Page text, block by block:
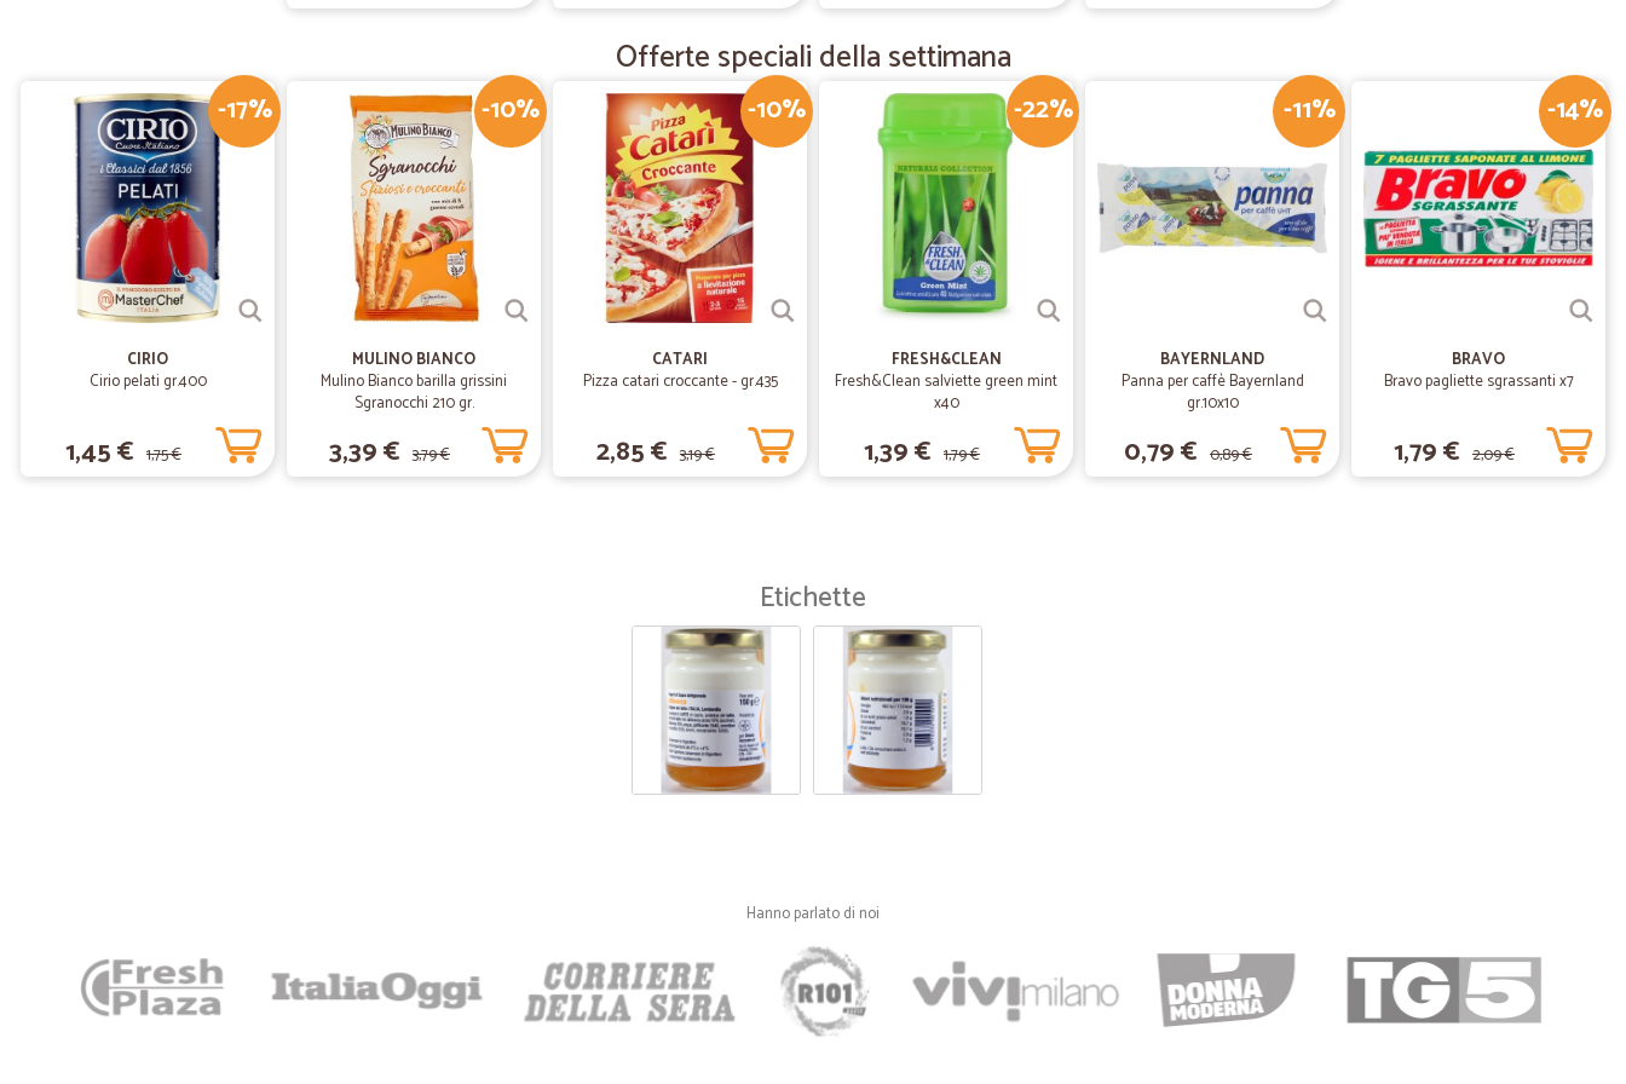
—Andrea L.
Ottimo
consegna puntuale e comoda presso il punto di ritiro
Offerte speciali della settimana
-17%
CIRIO
Cirio pelati gr.400
1,45 € 1,75 €
-10%
MULINO BIANCO
Mulino Bianco barilla grissini
Sgranocchi 210 gr.
3,39 € 3,79 €
-10%
CATARI
Pizza catari croccante - gr.435
2,85 € 3,19 €
-22%
FRESH&CLEAN
Fresh&Clean salviette green mint
x40
1,39 € 1,79 €
-11%
BAYERNLAND
Panna per caffè Bayernland
gr.10x10
0,79 € 0,89 €
-14%
BRAVO
Bravo pagliette sgrassanti x7
1,79 € 2,09 €
Etichette
Hanno parlato di noi